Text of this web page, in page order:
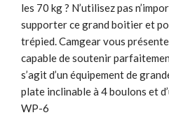
les 70 kg ? N’utilisez pas
supporter ce grand boitier et
trépied. Camgear vous
capable de soutenir
s’agit d’un équipement de
plate inclinable à 4 boulons et
WP-6